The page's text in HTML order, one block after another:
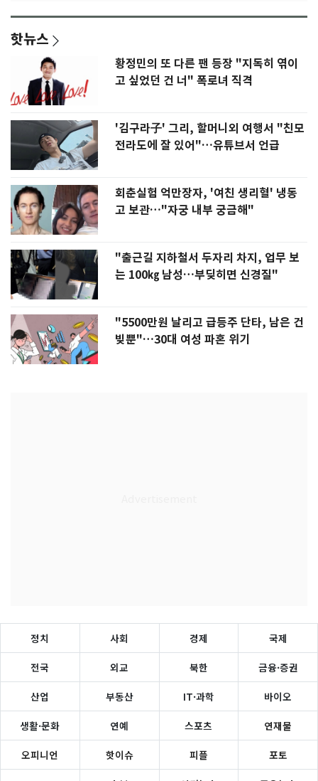
핫뉴스
황정민의 또 다른 팬 등장 "지독히 엮이
고 싶었던 건 너" 폭로녀 직격
'김구라子' 그리, 할머니외 여행서 "친모
전라도에 잘 있어"…유튜브서 언급
회춘실험 억만장자, '여친 생리혈' 냉동
고 보관…"자궁 내부 궁금해"
"출근길 지하철서 두자리 차지, 업무 보
는 100㎏ 남성…부딪히면 신경질"
"5500만원 날리고 급등주 단타, 남은 건
빚뿐"…30대 여성 파혼 위기
정치 사회 경제 국제
전국 외교 북한 금융·증권
산업 부동산 IT·과학 바이오
생활·문화 연예 스포츠 연재물
오피니언 핫이슈 피플 포토